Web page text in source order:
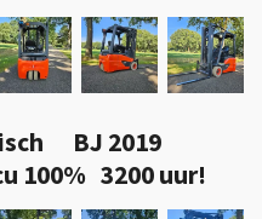
BJ 2019
100% 3200 uur!